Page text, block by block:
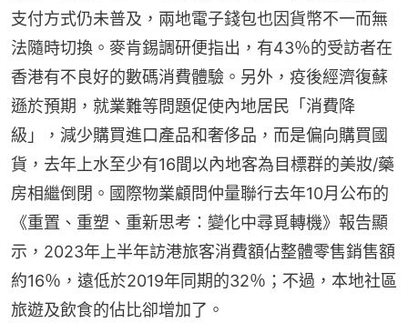
支付方式仍未普及，兩地電子錢包也因貨幣不一而無
法隨時切換。麥肯錫調研便指出，有43％的受訪者在
香港有不良好的數碼消費體驗。另外，疫後經濟復蘇
遜於預期，就業難等問題促使內地居民「消費降
級」，減少購買進口產品和奢侈品，而是偏向購買國
貨，去年上水至少有16間以內地客為目標群的美妝/藥
房相繼倒閉。國際物業顧問仲量聯行去年10月公布的
《重置、重塑、重新思考：變化中尋覓轉機》報告顯
示，2023年上半年訪港旅客消費額佔整體零售銷售額
約16％，遠低於2019年同期的32％；不過，本地社區
旅遊及飲食的佔比卻增加了。